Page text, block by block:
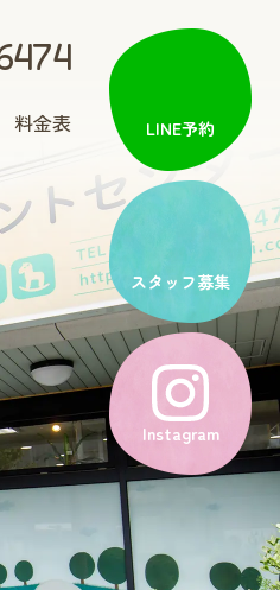
料金表 LINE予約
スタッフ募集
Instagram